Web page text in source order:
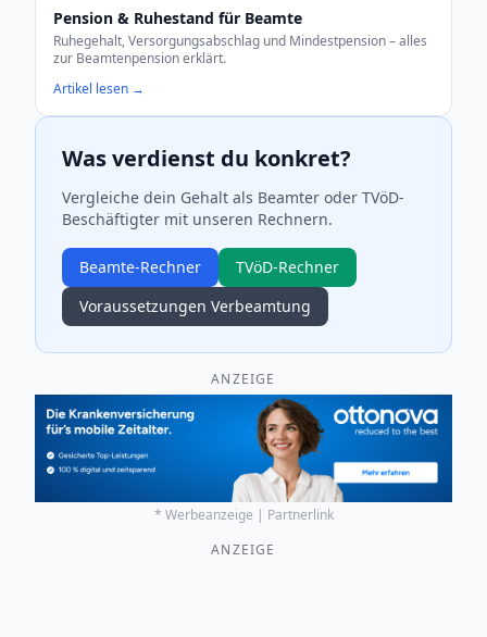
Pension & Ruhestand für Beamte
Ruhegehalt, Versorgungsabschlag und Mindestpension – alles
zur Beamtenpension erklärt.
Artikel lesen →
Was verdienst du konkret?
Vergleiche dein Gehalt als Beamter oder TVöD-
Beschäftigter mit unseren Rechnern.
Beamte-Rechner
TVöD-Rechner
Voraussetzungen Verbeamtung
ANZEIGE
* Werbeanzeige | Partnerlink
ANZEIGE